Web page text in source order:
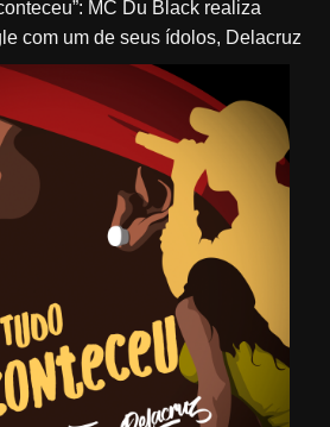
com um de seus ídolos, Delacruz